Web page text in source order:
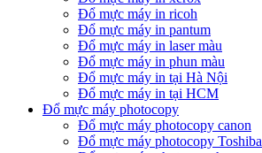
Đổ mực máy in ricoh
Đổ mực máy in pantum
Đổ mực máy in laser màu
Đổ mực máy in phun màu
Đổ mực máy in tại Hà Nội
Đổ mực máy in tại HCM
Đổ mực máy photocopy
Đổ mực máy photocopy canon
Đổ mực máy photocopy Toshiba